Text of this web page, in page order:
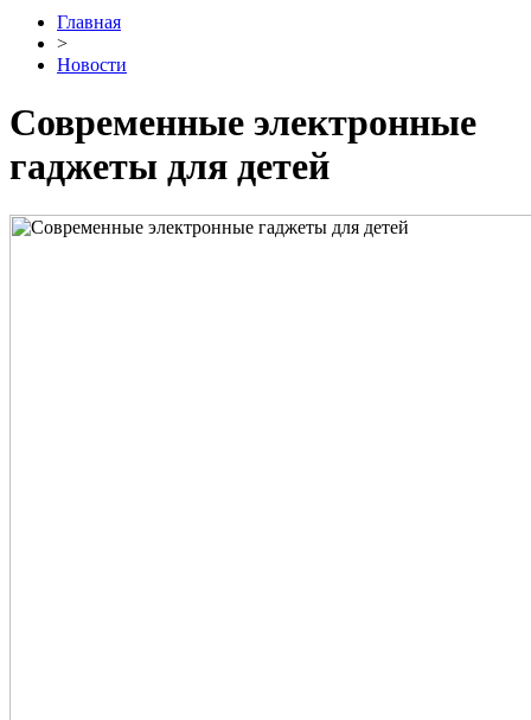
Главная
>
Новости
Современные электронные
гаджеты для детей